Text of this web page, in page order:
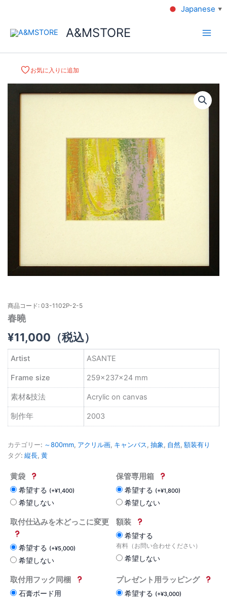
A&MSTORE
お気に入りに追加
商品コード: 03-1102P-2-5
春曉
¥11,000 （税込）
Artist ASANTE
Frame size 259×237×24 mm
素材&技法 Acrylic on canvas
制作年 2003
カテゴリー: ～800mm, アクリル画, キャンバス, 抽象, 自然, 額装有り
タグ: 縦長, 黄
黄袋
希望する (+¥1,400)
希望しない
保管専用箱
希望する (+¥1,800)
希望しない
取付仕込みを木どっこに変更
希望する (+¥5,000)
希望しない
額装
希望する
有料（お問い合わせください）
希望しない
取付用フック同梱
石膏ボード用
プレゼント用ラッピング
希望する (+¥3,000)
Japanese ▼